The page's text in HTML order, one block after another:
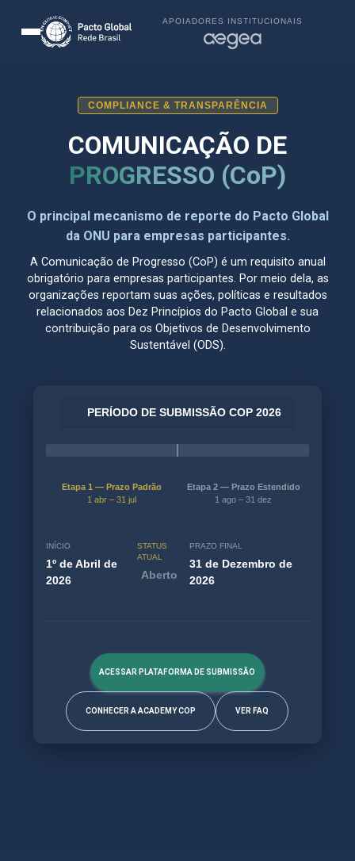
APOIADORES INSTITUCIONAIS
COMPLIANCE & TRANSPARÊNCIA
COMUNICAÇÃO DE
PROGRESSO (CoP)
O principal mecanismo de reporte do Pacto Global
da ONU para empresas participantes.
A Comunicação de Progresso (CoP) é um requisito anual
obrigatório para empresas participantes. Por meio dela, as
organizações reportam suas ações, políticas e resultados
relacionados aos Dez Princípios do Pacto Global e sua
contribuição para os Objetivos de Desenvolvimento
Sustentável (ODS).
PERÍODO DE SUBMISSÃO COP 2026
Etapa 1 — Prazo Padrão
1 abr – 31 jul
Etapa 2 — Prazo Estendido
1 ago – 31 dez
INÍCIO
1º de Abril de
2026
STATUS
ATUAL
Aberto
PRAZO FINAL
31 de Dezembro de
2026
ACESSAR PLATAFORMA DE SUBMISSÃO
CONHECER A ACADEMY COP VER FAQ